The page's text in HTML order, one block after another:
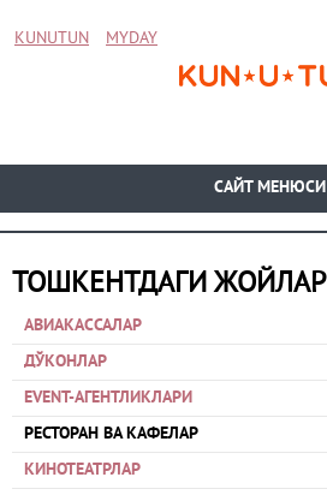
KUNUTUN MYDAY
CАЙТ МЕНЮСИ
ТОШКЕНТДАГИ ЖОЙЛАР
АВИАКАССАЛАР
ДЎКОНЛАР
EVENT-АГЕНТЛИКЛАРИ
РЕСТОРАН ВА КАФЕЛАР
КИНОТЕАТРЛАР